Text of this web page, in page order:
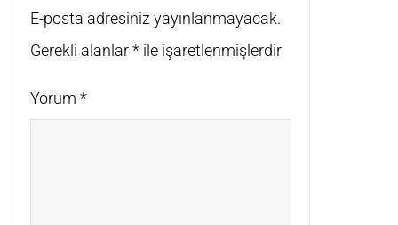
E-posta adresiniz yayınlanmayacak.
Gerekli alanlar* ile işaretlenmişlerdir
Yorum *